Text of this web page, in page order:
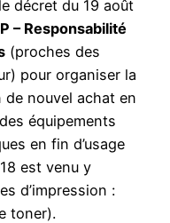
décret du 19 août
– Responsabilité
(proches des
pour organiser la
nouvel achat en
équipements
en fin d’usage
est venu y
d’impression :
toner).